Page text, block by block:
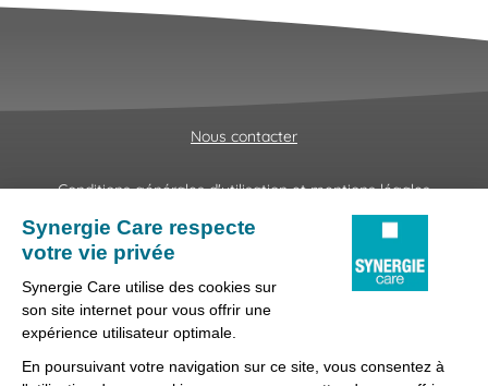
Nous contacter
Conditions générales d'utilisation et mentions légales
Fraudes & Hameçonnages
Lanceur d'alertes